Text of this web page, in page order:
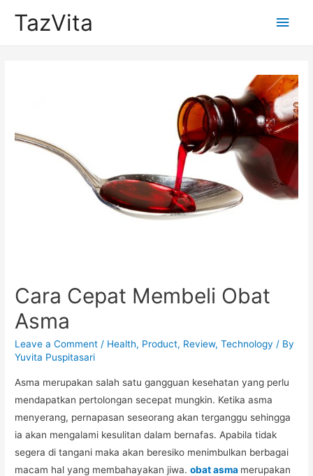
TazVita
Main
Cara Cepat Membeli Obat
Asma
Leave a Comment / Health, Product, Review,Technology / By
Yuvita Puspitasari
Asma merupakan salah satu gangguan kesehatan yang perlu
mendapatkan pertolongan secepat mungkin. Ketika asma
menyerang, pernapasan seseorang akan terganggu sehingga
ia akan mengalami kesulitan dalam bernafas. Apabila tidak
segera di tangani maka akan beresiko menimbulkan berbagai
macam hal yang membahayakan jiwa.obat asma merupakan